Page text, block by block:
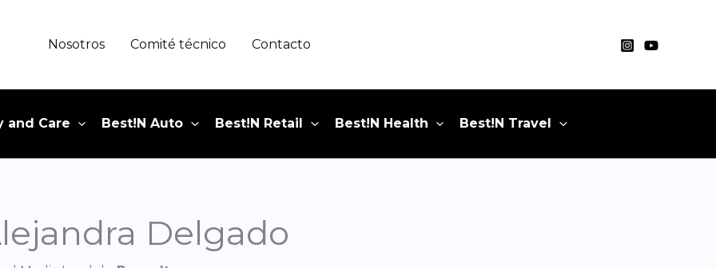
Nosotros Comité técnico Contacto
and Care Best!N Auto Best!N Retail Best!N Health Best!N Travel
Delgado